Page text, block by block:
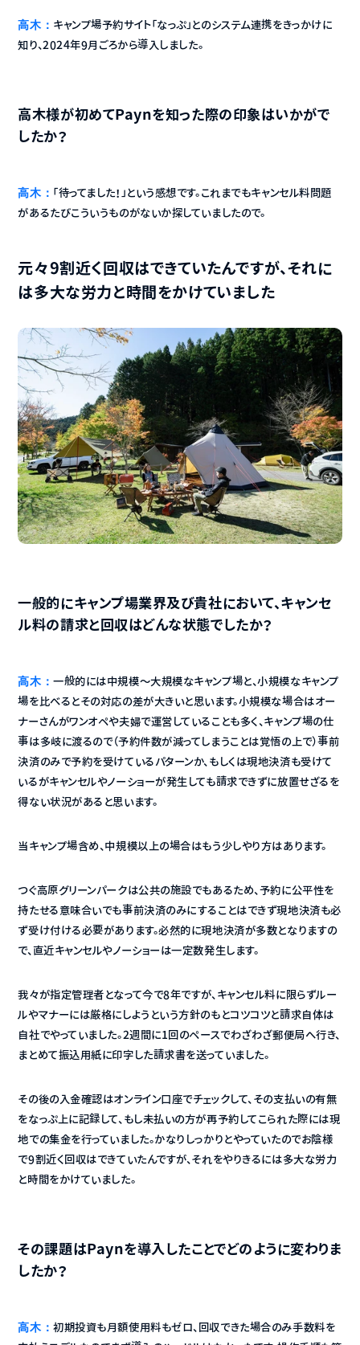
高木： キャンプ場予約サイト「なっぷ」とのシステム連携をきっかけに
知り、2024年9月ごろから導入しました。
高木様が初めてPaynを知った際の印象はいかがで
したか？
高木： 「待ってました！」という感想です。これまでもキャンセル料問題
があるたびこういうものがないか探していましたので。
元々9割近く回収はできていたんですが、それに
は多大な労力と時間をかけていました
一般的にキャンプ場業界及び貴社において、キャンセ
ル料の請求と回収はどんな状態でしたか？
高木：一般的には中規模〜大規模なキャンプ場と、小規模なキャンプ
場を比べるとその対応の差が大きいと思います。小規模な場合はオー
ナーさんがワンオペや夫婦で運営していることも多く、キャンプ場の仕
事は多岐に渡るので（予約件数が減ってしまうことは覚悟の上で）事前
決済のみで予約を受けているパターンか、もしくは現地決済も受けて
いるがキャンセルやノーショーが発生しても請求できずに放置せざるを
得ない状況があると思います。
当キャンプ場含め、中規模以上の場合はもう少しやり方はあります。
つぐ高原グリーンパークは公共の施設でもあるため、予約に公平性を
持たせる意味合いでも事前決済のみにすることはできず現地決済も必
ず受け付ける必要があります。必然的に現地決済が多数となりますの
で、直近キャンセルやノーショーは一定数発生します。
我々が指定管理者となって今で8年ですが、キャンセル料に限らずルー
ルやマナーには厳格にしようという方針のもとコツコツと請求自体は
自社でやっていました。2週間に1回のペースでわざわざ郵便局へ行き、
まとめて振込用紙に印字した請求書を送っていました。
その後の入金確認はオンライン口座でチェックして、その支払いの有無
をなっぷ上に記録して、もし未払いの方が再予約してこられた際には現
地での集金を行っていました。かなりしっかりとやっていたのでお陰様
で9割近く回収はできていたんですが、それをやりきるには多大な労力
と時間をかけていました。
その課題はPaynを導入したことでどのように変わりま
したか？
高木：初期投資も月額使用料もゼロ、回収できた場合のみ手数料を